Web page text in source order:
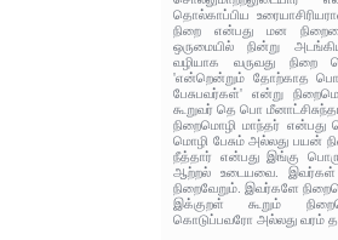
தொல்காப்பிய
நிறை என்பது மன
ஒருமையில் நின்று
வழியாக வருவது நிறை
'என்றென்றும் தோற்காத
பேசுபவர்கள்' என்று
கூறுவர் தெ பொ
நிறைமொழி மாந்தர் என்பது
மொழி பேசும் அல்லது பயன்
நீத்தார் என்பது இங்கு
ஆற்றல் உடையவை.
நிறைவேறும். இவர்களே
இக்குறள் கூறும்
கொடுப்பவரோ அல்லது வரம்